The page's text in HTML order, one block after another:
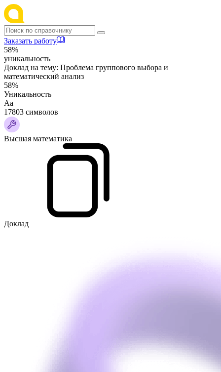
Заказать работу
58%
уникальность
Доклад на тему: Проблема группового выбора и
математический анализ
58%
Уникальность
Аа
17803 символов
Высшая математика
Доклад